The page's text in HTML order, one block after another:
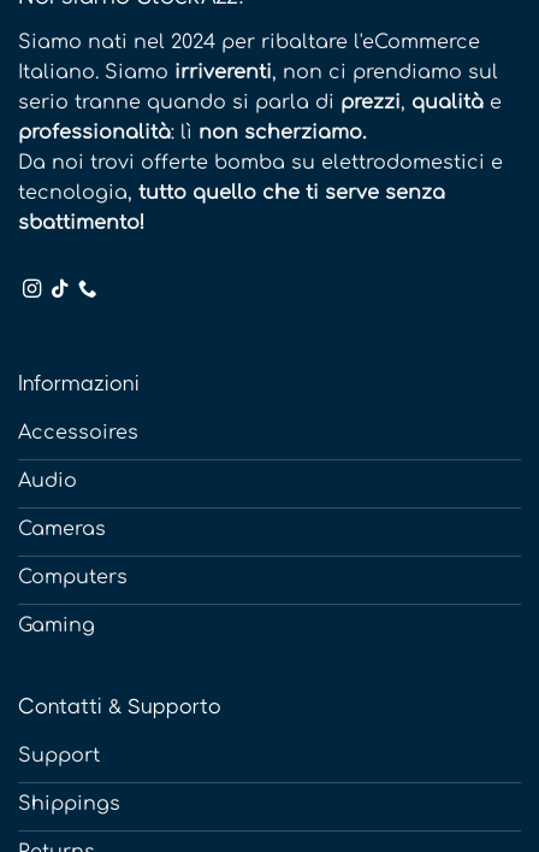
Siamo nati nel 2024 per ribaltare l'eCommerce
Italiano. Siamo irriverenti, non ci prendiamo sul
serio tranne quando si parla di prezzi, qualità e
professionalità: lì non scherziamo.
Da noi trovi offerte bomba su elettrodomestici e
tecnologia, tutto quello che ti serve senza
sbattimento!
Informazioni
Accessoires
Audio
Cameras
Computers
Gaming
Contatti & Supporto
Support
Shippings